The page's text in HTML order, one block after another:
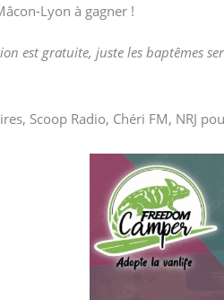
Lyon à gagner !
est gratuite, juste les baptêmes
Scoop Radio, Chéri FM, NRJ